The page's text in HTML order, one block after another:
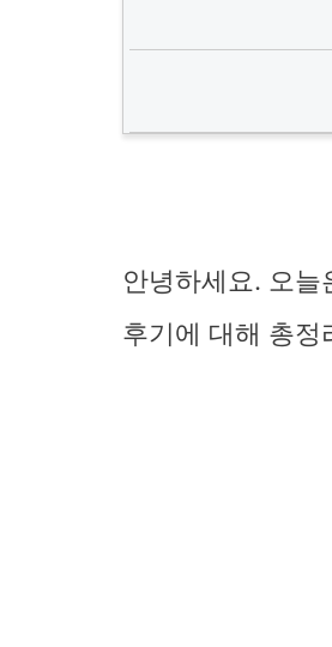
안녕하세요. 오
후기에 대해 총정